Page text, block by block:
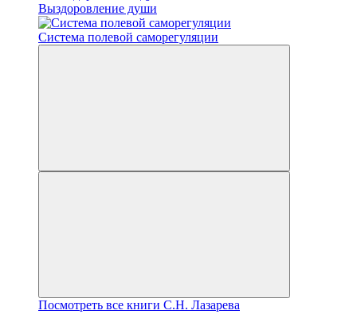
Выздоровление души
Система полевой саморегуляции
Посмотреть все книги С.Н. Лазарева